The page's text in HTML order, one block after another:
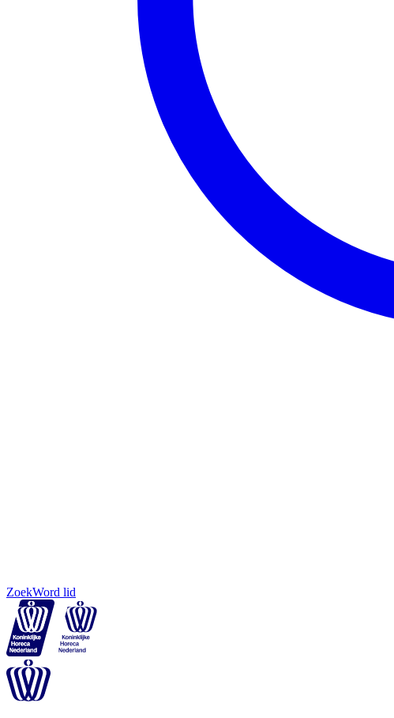
ZoekWord lid